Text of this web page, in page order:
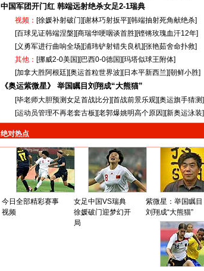
中国军团开门红 韩端远射绝杀女足2-1瑞典
视频： [徐媛补射破门][谢林巧射扳平][韩端抽射死角献绝杀]
[百球见证韩端涅槃][商瑞华哽咽谈首胜][铿锵玫瑰血汗12年]
[义勇军进行曲响全场][浦玮铲射错失良机][张艳茹舍命扑救]
其他： [挪威2-0美国][巴西0-0德国][玛塔似球王附体]
[加拿大胜阿根廷][奥运首粒世界波][日本平新西兰][朝鲜小胜]
《奥运紫微星》 举国瞩目刘翔成“大熊猫”
[毕老师大胆预测女足首战比分][首战前景乐观][奥运旗手猜测]
[运动员管理不再老套古板][老郭爆姚明高个原因][新奥运泳装]
绝对热点
今日全部精彩赛事
视频
女足中国VS瑞典
徐媛破门迎梦幻开
局
紫微星：举国瞩目
刘翔成“大熊猫”